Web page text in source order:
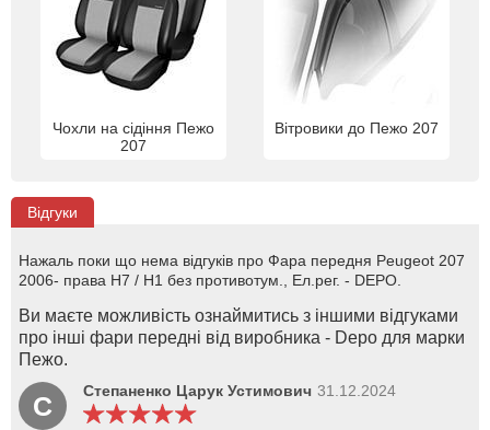
Чохли на сідіння Пежо
207
Вітровики до Пежо 207
Відгуки
Нажаль поки що нема відгуків про Фара передня Peugeot 207
2006- права H7 / H1 без противотум., Ел.рег. - DEPO.
Ви маєте можливість ознаймитись з іншими відгуками
про інші фари передні від виробника - Depo для марки
Пежо.
С Степаненко Царук Устимович 31.12.2024